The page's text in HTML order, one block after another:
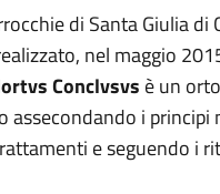
di Santa Giulia di
nel maggio
Conclvsvs è un
i principi
e seguendo i